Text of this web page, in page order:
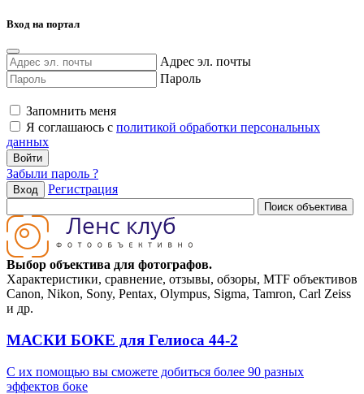
Вход на портал
Адрес эл. почты
Пароль
Запомнить меня
Я соглашаюсь с политикой обработки персональных
данных
Забыли пароль ?
Вход Регистрация
Выбор объектива для фотографов.
Характеристики, сравнение, отзывы, обзоры, MTF объективов
Canon, Nikon, Sony, Pentax, Olympus, Sigma, Tamron, Carl Zeiss
и др.
МАСКИ БОКЕ для Гелиоса 44-2
С их помощью вы сможете добиться более 90 разных
эффектов боке